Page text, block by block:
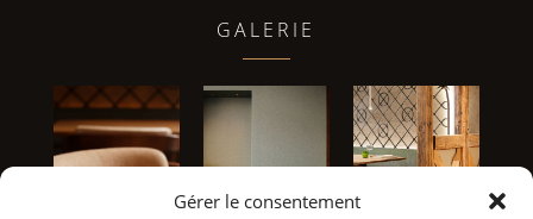
Gérer le consentement
GALERIE